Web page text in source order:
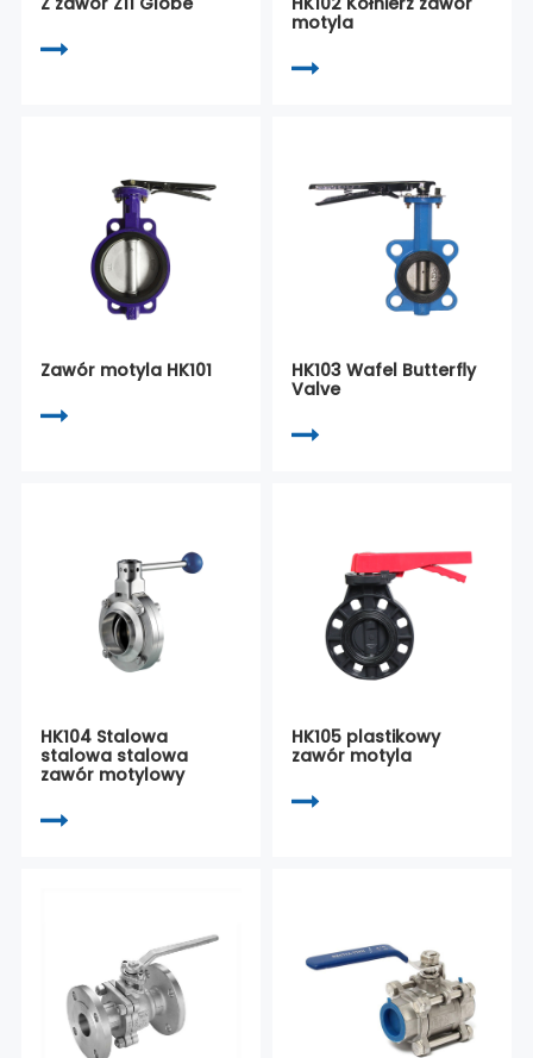
motyla
Zawór motyla HK101
HK103 Wafel Butterfly
Valve
HK104 Stalowa
stalowa stalowa
zawór motylowy
HK105 plastikowy
zawór motyla